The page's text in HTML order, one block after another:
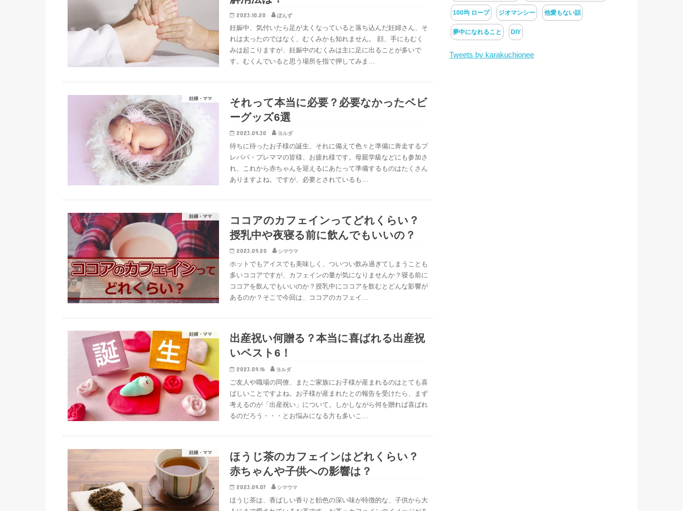
2023.10.20 ぽんず
妊娠中、気付いたら足が太くなっていると落ち込んだ妊婦さん、そ
れは太ったのではなく、むくみかも知れません。 顔、手にもむく
みは起こりますが、妊娠中のむくみは主に足に出ることが多いで
す。むくんでいると思う場所を指で押してみま…
妊婦・ママ
それって本当に必要？必要なかったベビ
ーグッズ6選
2023.09.30 ヨルダ
待ちに待ったお子様の誕生、それに備えて色々と準備に奔走するプ
レパパ・プレママの皆様、お疲れ様です。母親学級などにも参加さ
れ、これから赤ちゃんを迎えるにあたって準備するものはたくさん
ありますよね。ですが、必要とされているも…
妊婦・ママ
ココアのカフェインってどれくらい？
授乳中や夜寝る前に飲んでもいいの？
2023.09.20 シマウマ
ホットでもアイスでも美味しく、ついつい飲み過ぎてしまうことも
多いココアですが、カフェインの量が気になりませんか？寝る前に
ココアを飲んでもいいのか？授乳中にココアを飲むとどんな影響が
あるのか？そこで今回は、ココアのカフェイ…
妊婦・ママ
出産祝い何贈る？本当に喜ばれる出産祝
いベスト6！
2023.09.16 ヨルダ
ご友人や職場の同僚、またご家族にお子様が産まれるのはとても喜
ばしいことですよね。お子様が産まれたとの報告を受けたら、まず
考えるのが「出産祝い」について。しかしながら何を贈れば喜ばれ
るのだろう・・・とお悩みになる方も多いこ…
妊婦・ママ
ほうじ茶のカフェインはどれくらい？
赤ちゃんや子供への影響は？
2023.09.07 シマウマ
ほうじ茶は、香ばしい香りと飴色の深い味が特徴的な、子供から大
100均 ロープ ジオマンシー 他愛もない話
夢中になれること DIY
Tweets by karakuchionee